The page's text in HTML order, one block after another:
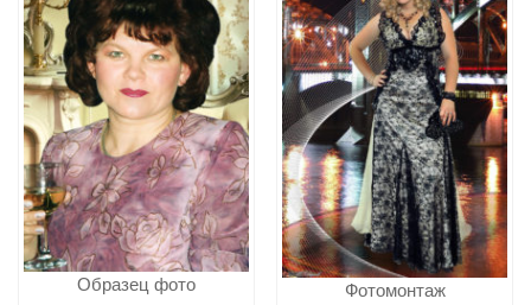
Фотомонтаж
Образец фото